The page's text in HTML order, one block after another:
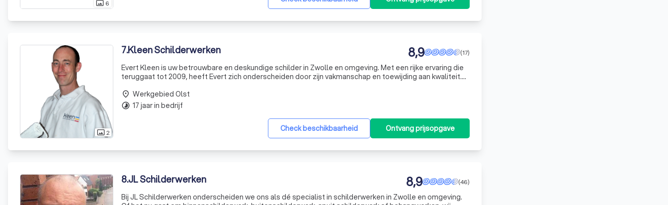
photo_size_select_actual 6
photo_size_select_actual2
7.Kleen Schilderwerken (17)
8,9
Evert Kleen is uw betrouwbare en deskundige schilder in Zwolle en omgeving. Met een rijke ervaring die
teruggaat tot 2009, heeft Evert zich onderscheiden door zijn vakmanschap en toewijding aan kwaliteit.
Check beschikbaarheid Ontvang prijsopgave
place Werkgebied Olst
timelapse 17 jaar in bedrijf
8.JL Schilderwerken (46)
8,9
Bij JL Schilderwerken onderscheiden we ons als dé specialist in schilderwerken in Zwolle en omgeving.